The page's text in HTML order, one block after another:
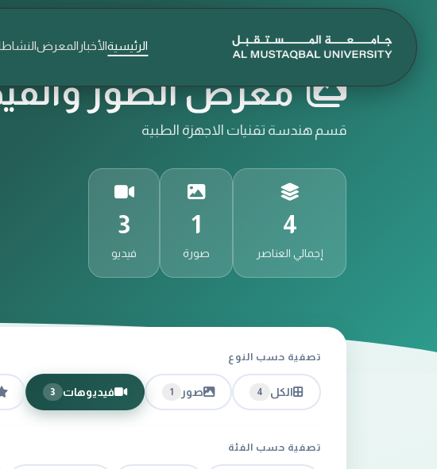
الرئيسيةالأخبار المعرض
معرض الصور
قسم هندسة تقنيات الاجهزة الطبية
4
إجمالي العناصر
1
صورة
3
فيديو
تصفية حسب النوع
الكل 4 صور 1 فيديوهات 3
تصفية حسب الفئة